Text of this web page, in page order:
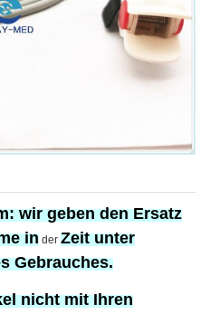
wir geben den Ersatz
in der Zeit unter
Gebrauches.
nicht mit Ihren